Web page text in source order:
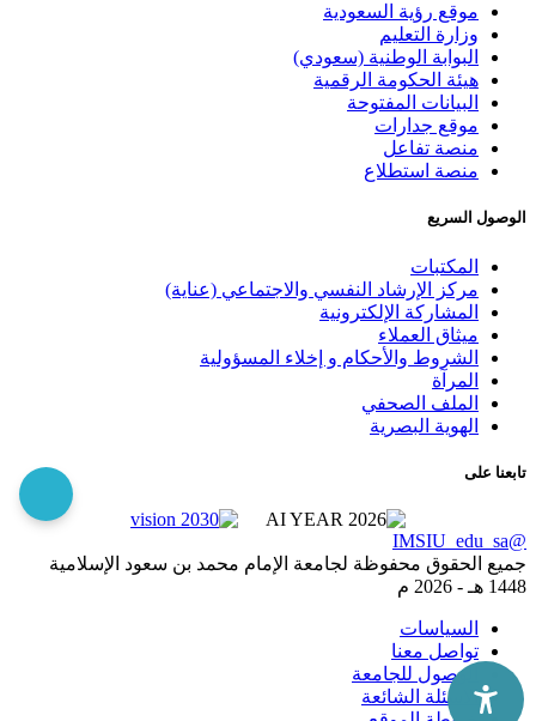
موقع رؤية السعودية
وزارة التعليم
البوابة الوطنية (سعودي)
هيئة الحكومة الرقمية
البيانات المفتوحة
موقع جدارات
منصة تفاعل
منصة استطلاع
الوصول السريع
المكتبات
مركز الإرشاد النفسي والاجتماعي (عناية)
المشاركة الإلكترونية
ميثاق العملاء
الشروط والأحكام و إخلاء المسؤولية
المرآة
الملف الصحفي
الهوية البصرية
تابعنا على
@IMSIU_edu_sa
جميع الحقوق محفوظة لجامعة الإمام محمد بن سعود الإسلامية
1448 هـ -
2026 م
السياسات
تواصل معنا
الوصول للجامعة
الاسئلة الشائعة